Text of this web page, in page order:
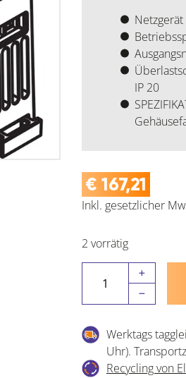
IP 20
€ 167,21
Inkl. gesetzlicher
2 vorrätig
Hutschiene
12-
-20
Werktags
Uhr).
Recycling von